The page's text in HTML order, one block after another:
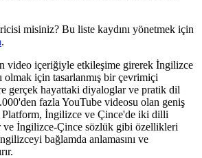
misiniz? Bu liste kaydını yönetmek için
.
video içeriğiyle etkileşime girerek İngilizce
olmak için tasarlanmış bir çevrimiçi
gerçek hayattaki diyaloglar ve pratik dil
fazla YouTube videosu olan geniş
Platform, İngilizce ve Çince'de iki dilli
ve İngilizce-Çince sözlük gibi özellikleri
bağlamda anlamasını ve